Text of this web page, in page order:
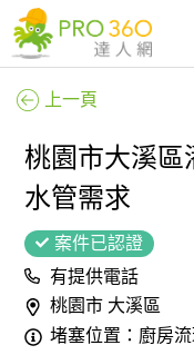
上一頁
桃園市大溪區
水管需求
案件已認證
有提供電話
桃園市 大溪區
堵塞位置：廚房